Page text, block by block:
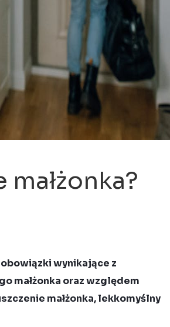
obowiązki wynikające z
małżonka oraz względem
małżonka, lekkomyślny